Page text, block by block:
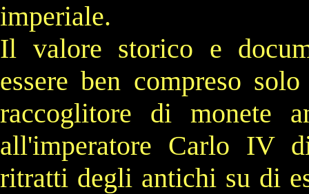
imperiale.
Il valore storico e
essere ben compreso
raccoglitore di monete
all'imperatore Carlo IV
ritratti degli antichi su di